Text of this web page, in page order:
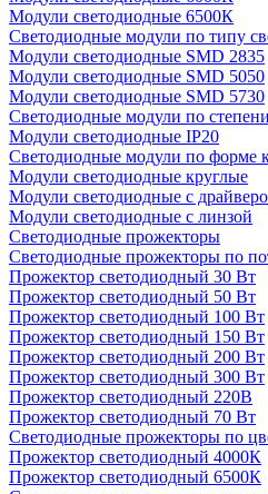
Модули светодиодные 6500К
Светодиодные модули по типу
Модули светодиодные SMD 2835
Модули светодиодные SMD 5050
Модули светодиодные SMD 5730
Светодиодные модули по
Модули светодиодные IP20
Светодиодные модули по форме
Модули светодиодные круглые
Модули светодиодные с
Модули светодиодные с линзой
Светодиодные прожекторы
Светодиодные прожекторы по
Прожектор светодиодный 30 Вт
Прожектор светодиодный 50 Вт
Прожектор светодиодный 100 Вт
Прожектор светодиодный 150 Вт
Прожектор светодиодный 200 Вт
Прожектор светодиодный 300 Вт
Прожектор светодиодный 220В
Прожектор светодиодный 70 Вт
Светодиодные прожекторы по
Прожектор светодиодный 4000К
Прожектор светодиодный 6500К